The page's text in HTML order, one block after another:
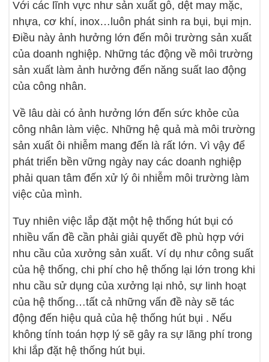
Với các lĩnh vực như sản xuất gỗ, dệt may mặc,
nhựa, cơ khí, inox…luôn phát sinh ra bụi, bụi mịn.
Điều này ảnh hưởng lớn đến môi trường sản xuất
của doanh nghiệp. Những tác động về môi trường
sản xuất làm ảnh hưởng đến năng suất lao động
của công nhân.
Về lâu dài có ảnh hưởng lớn đến sức khỏe của
công nhân làm việc. Những hệ quả mà môi trường
sản xuất ôi nhiễm mang đến là rất lớn. Vì vậy để
phát triển bền vững ngày nay các doanh nghiệp
phải quan tâm đến xử lý ôi nhiễm môi trường làm
việc của mình.
Tuy nhiên việc lắp đặt một hệ thống hút bụi có
nhiều vấn đề cần phải giải quyết đề phù hợp với
nhu cầu của xưởng sản xuất. Ví dụ như công suất
của hệ thống, chi phí cho hệ thống lại lớn trong khi
nhu cầu sử dụng của xưởng lại nhỏ, sự linh hoạt
của hệ thống…tất cả những vấn đề này sẽ tác
động đến hiệu quả của hệ thống hút bụi . Nếu
không tính toán hợp lý sẽ gây ra sự lãng phí trong
khi lắp đặt hệ thống hút bụi.